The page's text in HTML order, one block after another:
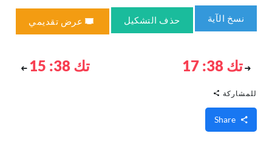
نسخ الآية حذف التشكيل عرض تقديمي
تك 38: 17 تك 38: 15
للمشاركة